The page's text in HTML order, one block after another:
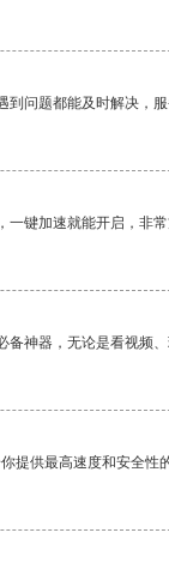
问题都能及时解决，服
键加速就能开启，非常
备神器，无论是看视频
提供最高速度和安全性